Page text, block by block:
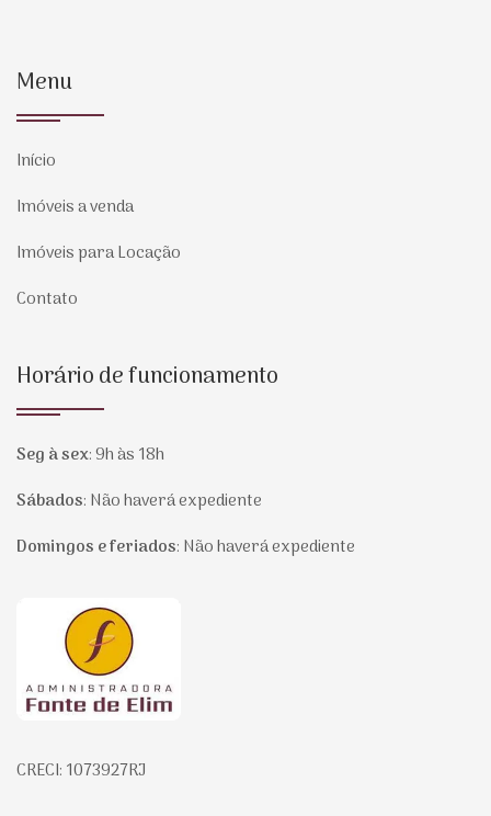
Menu
Início
Imóveis a venda
Imóveis para Locação
Contato
Horário de funcionamento
Seg à sex:9h às 18h
Sábados: Não haverá expediente
Domingos e feriados: Não haverá expediente
Página inicial
CRECI: 1073927RJ